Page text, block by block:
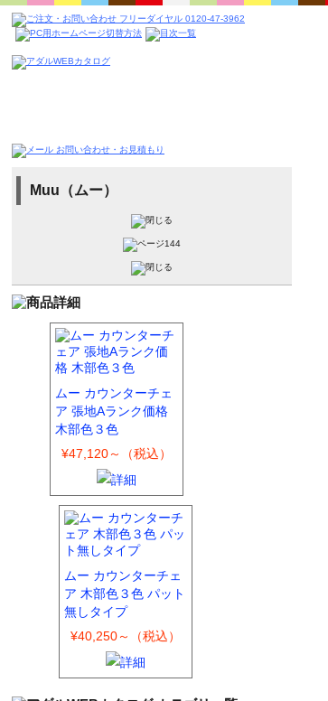
Muu（ムー）
ムー カウンターチェ
ア 張地Aランク価格
木部色３色
¥47,120～（税込）
ムー カウンターチェ
ア 木部色３色 パット
無しタイプ
¥40,250～（税込）